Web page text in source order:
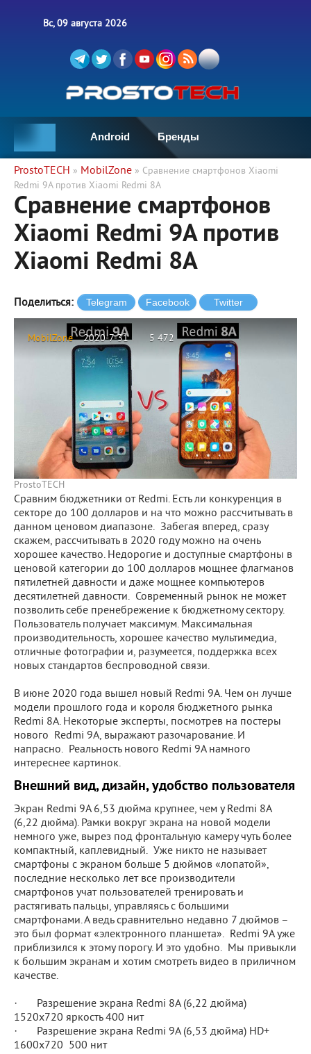
Вс, 09 августа 2026
Android Бренды
ProstoTECH » MobilZone » Сравнение смартфонов Xiaomi
Redmi 9A против Xiaomi Redmi 8A
Сравнение смартфонов
Xiaomi Redmi 9A против
Xiaomi Redmi 8A
Поделиться:
MobilZone 2020-7-31 5 472
ProstoTECH
Сравним бюджетники от Redmi. Есть ли конкуренция в
секторе до 100 долларов и на что можно рассчитывать в
данном ценовом диапазоне. Забегая вперед, сразу
скажем, рассчитывать в 2020 году можно на очень
хорошее качество. Недорогие и доступные смартфоны в
ценовой категории до 100 долларов мощнее флагманов
пятилетней давности и даже мощнее компьютеров
десятилетней давности. Современный рынок не может
позволить себе пренебрежение к бюджетному сектору.
Пользователь получает максимум. Максимальная
производительность, хорошее качество мультимедиа,
отличные фотографии и, разумеется, поддержка всех
новых стандартов беспроводной связи.
В июне 2020 года вышел новый Redmi 9A. Чем он лучше
модели прошлого года и короля бюджетного рынка
Redmi 8A. Некоторые эксперты, посмотрев на постеры
нового Redmi 9A, выражают разочарование. И
напрасно. Реальность нового Redmi 9A намного
интереснее картинок.
Внешний вид, дизайн, удобство пользователя
Экран Redmi 9A 6,53 дюйма крупнее, чем у Redmi 8A
(6,22 дюйма). Рамки вокруг экрана на новой модели
немного уже, вырез под фронтальную камеру чуть более
компактный, каплевидный. Уже никто не называет
смартфоны с экраном больше 5 дюймов «лопатой»,
последние несколько лет все производители
смартфонов учат пользователей тренировать и
растягивать пальцы, управляясь с большими
смартфонами. А ведь сравнительно недавно 7 дюймов –
это был формат «электронного планшета». Redmi 9A уже
приблизился к этому порогу. И это удобно. Мы привыкли
к большим экранам и хотим смотреть видео в приличном
качестве.
· Разрешение экрана Redmi 8A (6,22 дюйма)
1520х720 яркость 400 нит
· Разрешение экрана Redmi 9A (6,53 дюйма) HD+
1600x720 500 нит